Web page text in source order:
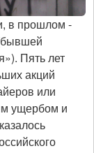
в прошлом -
Пять лет
акций
или
ущербом и